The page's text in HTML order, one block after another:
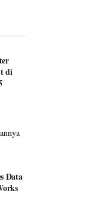
di
Data